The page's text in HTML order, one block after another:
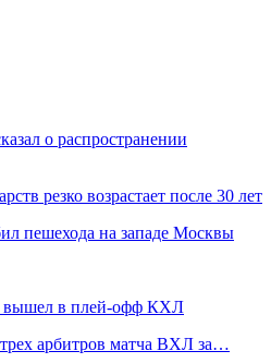
о распространении
резко возрастает после 30 лет
пешехода на западе Москвы
вышел в плей-офф КХЛ
арбитров матча ВХЛ за…